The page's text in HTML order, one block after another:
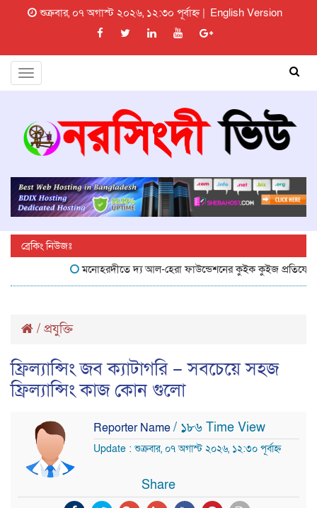
শুক্রবার, ০৭ অগাস্ট ২০২৬, ১২:৩০ পূর্বাহ্ন | English Version
Toggle
ব্রেকিং নিউজঃ
মনোহরদীতে দ্য আল-হেরা ফাউন্ডেশনের কুইক কুইজ প্রতিযোগিতা
/ প্রযুক্তি
ফ্রিল্যান্সিং জব ক্যাটাগরি – সবচেয়ে সহজ
ফ্রিল্যান্সিং কাজ কোন গুলো
Reporter Name/ ১৮৬ Time View
Update : শুক্রবার, ০৭ অগাস্ট ২০২৬, ১২:৩০ পূর্বাহ্ন
Share